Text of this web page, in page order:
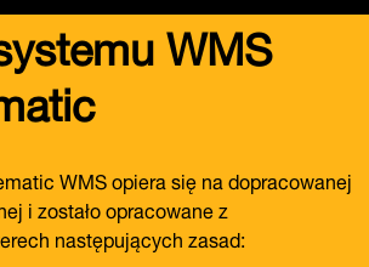
WMS
WMS opiera się na dopracowanej
i zostało opracowane z
następujących zasad: